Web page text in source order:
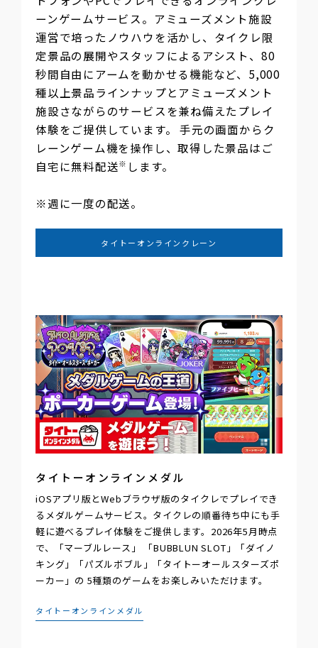
ーンゲームサービス。アミューズメント施設
運営で培ったノウハウを活かし、タイクレ限
定景品の展開やスタッフによるアシスト、80
秒間自由にアームを動かせる機能など、5,000
種以上景品ラインナップとアミューズメント
施設さながらのサービスを兼ね備えたプレイ
体験をご提供しています。 手元の画面からク
レーンゲーム機を操作し、取得した景品はご
自宅に無料配送※ します。
※週に一度の配送。
タイトーオンラインクレーン
タイトーオンラインメダル
iOSアプリ版とWebブラウザ版のタイクレでプレイでき
るメダルゲームサービス。タイクレの順番待ち中にも手
軽に遊べるプレイ体験をご提供します。2026年5月時点
で、「マーブルレース」 「BUBBLUN SLOT」「ダイノ
キング」「パズルボブル」「タイトーオールスターズポ
ーカー」の 5種類のゲームをお楽しみいただけます。
タイトーオンラインメダル